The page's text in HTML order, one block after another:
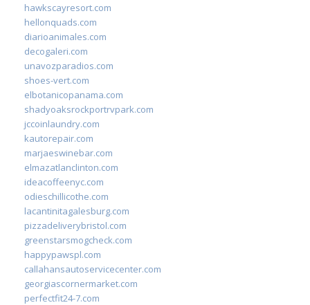
hawkscayresort.com
hellonquads.com
diarioanimales.com
decogaleri.com
unavozparadios.com
shoes-vert.com
elbotanicopanama.com
shadyoaksrockportrvpark.com
jccoinlaundry.com
kautorepair.com
marjaeswinebar.com
elmazatlanclinton.com
ideacoffeenyc.com
odieschillicothe.com
lacantinitagalesburg.com
pizzadeliverybristol.com
greenstarsmogcheck.com
happypawspl.com
callahansautoservicecenter.com
georgiascornermarket.com
perfectfit24-7.com